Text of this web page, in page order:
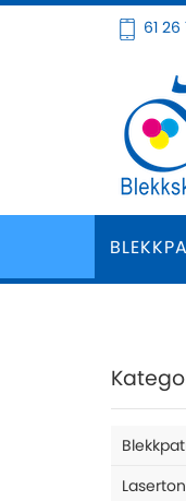
Hoppe
innhold
61 26